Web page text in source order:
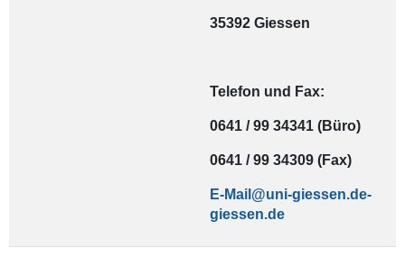
35392 Giessen
Telefon und Fax:
0641 / 99 34341 (Büro)
0641 / 99 34309 (Fax)
E-Mail